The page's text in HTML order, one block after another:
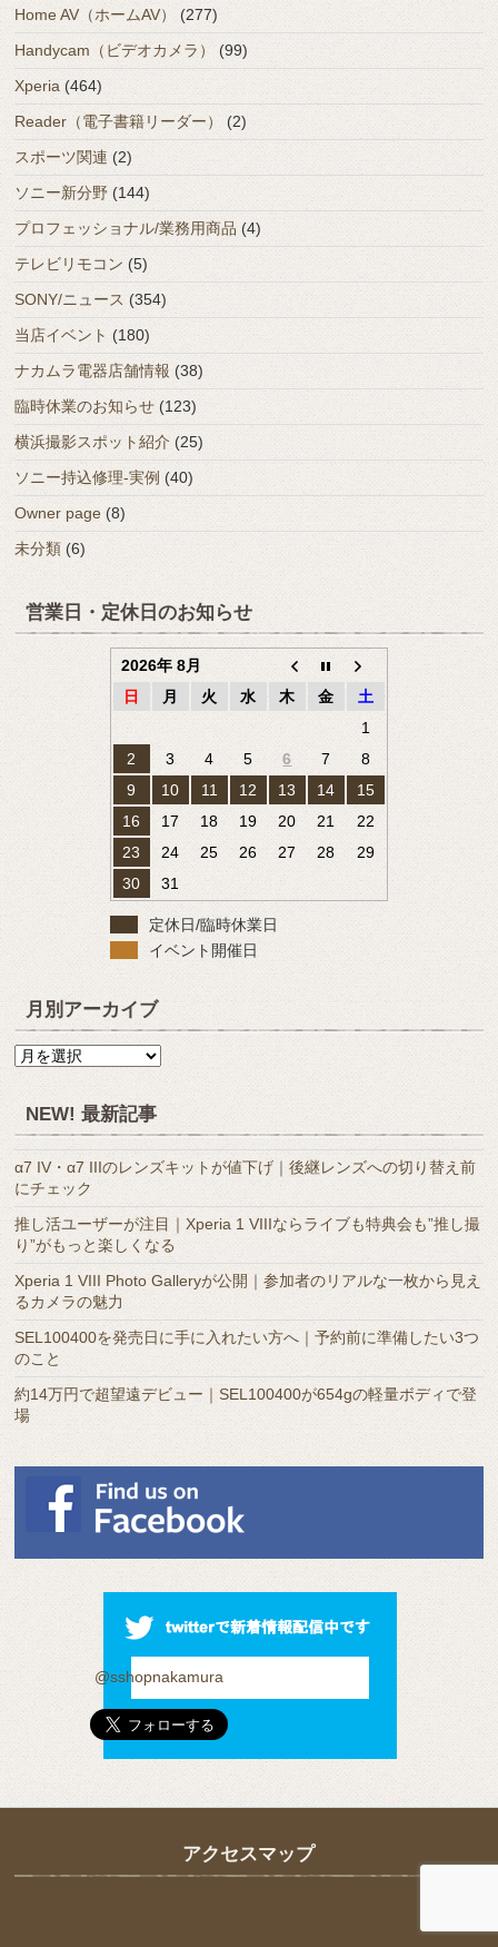
Home AV（ホームAV）(277)
Handycam（ビデオカメラ）
(99)
Xperia (464)
Reader（電子書籍リーダー）
(2)
スポーツ関連 (2)
ソニー新分野 (144)
プロフェッショナル/業務用商品 (4)
テレビリモコン (5)
SONY/ニュース (354)
当店イベント (180)
ナカムラ電器店舗情報 (38)
臨時休業のお知らせ (123)
横浜撮影スポット紹介 (25)
ソニー持込修理-実例 (40)
Owner page (8)
未分類 (6)
営業日・定休日のお知らせ
2026年 8月
日
月 火 水 木 金
土
1
2
3 4 5 6 7
8
9
10 11 12 13 14
15
16
17 18 19 20 21
22
23
24 25 26 27 28
29
30
31
定休日/臨時休業日
イベント開催日
月別アーカイブ
月
ー
カ
イ
ブ
NEW! 最新記事
α7 IV・α7 IIIのレンズキットが値下げ｜後継レンズへの切り替え前
にチェック
推し活ユーザーが注目｜Xperia 1 VIIIならライブも特典会も”推し撮
り”がもっと楽しくなる
Xperia 1 VIII Photo Galleryが公開｜参加者のリアルな一枚から見え
るカメラの魅力
SEL100400を発売日に手に入れたい方へ｜予約前に準備したい3つ
のこと
約14万円で超望遠デビュー｜SEL100400が654gの軽量ボディで登
場
@sshopnakamura
アクセスマップ